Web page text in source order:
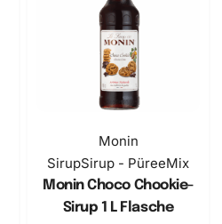
Monin
SirupSirup - PüreeMix
Monin Choco Chookie-
Sirup 1 L Flasche